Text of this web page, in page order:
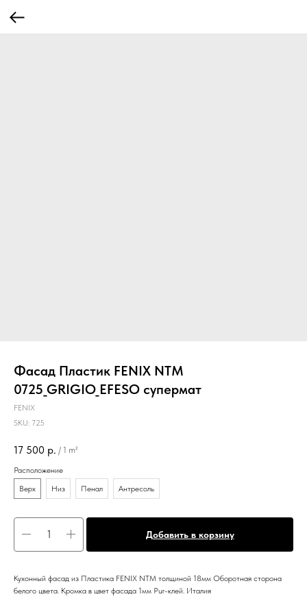
Фасад Пластик FENIX NTM
0725_GRIGIO_EFESO супермат
FENIX
SKU: 725
17 500 р. / 1 m²
Расположение
Верх
Низ Пенал Антресоль
Добавить в корзину
Кухонный фасад из Пластика FENIX NTM толщиной 18мм Оборотная сторона
белого цвета. Кромка в цвет фасада 1мм Pur-клей. Италия